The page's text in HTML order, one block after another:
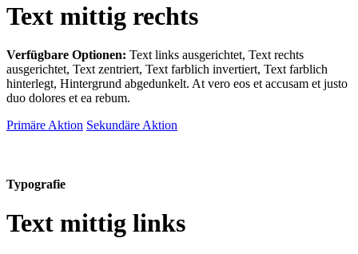
Text mittig rechts
Verfügbare Optionen: Text links ausgerichtet, Text rechts
ausgerichtet, Text zentriert, Text farblich invertiert, Text farblich
hinterlegt, Hintergrund abgedunkelt. At vero eos et accusam et justo
duo dolores et ea rebum.
Primäre Aktion Sekundäre Aktion
Typografie
Text mittig links